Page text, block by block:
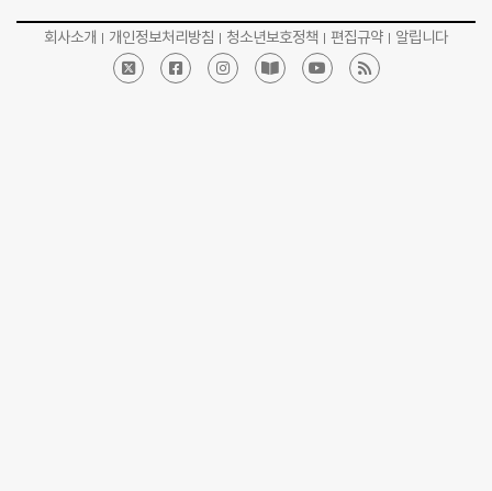
회사소개 개인정보처리방침 청소년보호정책 편집규약 알립니다